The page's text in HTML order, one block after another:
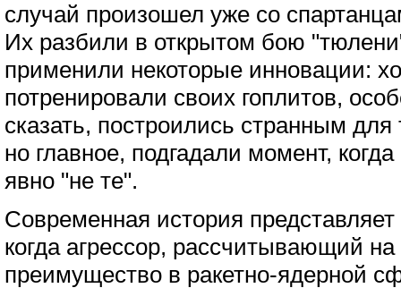
случай произошел уже со
Их разбили в открытом бою
применили некоторые инновации:
потренировали своих гоплитов,
сказать, построились странным
но главное, подгадали момент,
явно "не те".
Современная история
когда агрессор, рассчитывающий на
преимущество в ракетно-ядерной